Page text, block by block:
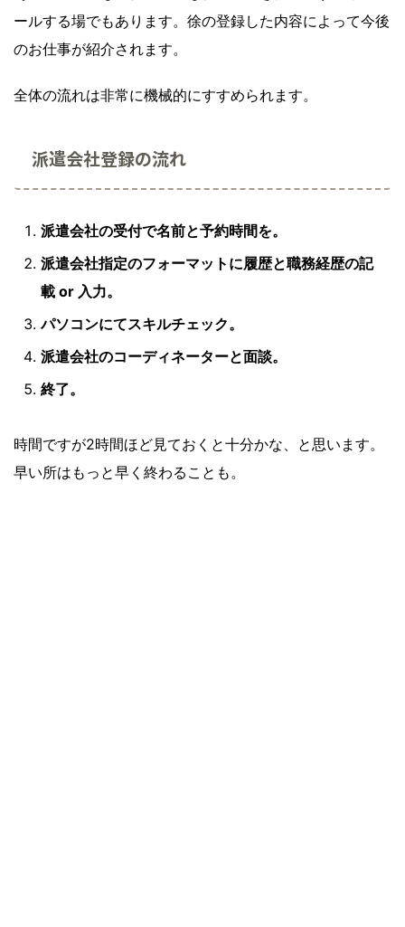
ールする場でもあります。徐の登録した内容によって今後
のお仕事が紹介されます。
全体の流れは非常に機械的にすすめられます。
派遣会社登録の流れ
派遣会社の受付で名前と予約時間を。
派遣会社指定のフォーマットに履歴と職務経歴の記
載 or 入力。
パソコンにてスキルチェック。
派遣会社のコーディネーターと面談。
終了。
時間ですが2時間ほど見ておくと十分かな、と思います。
早い所はもっと早く終わることも。